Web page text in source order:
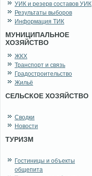
УИК и резерв составов УИК
Результаты выборов
Информация ТИК
МУНИЦИПАЛЬНОЕ
ХОЗЯЙСТВО
ЖКХ
Транспорт и связь
Градостроительство
Жильё
СЕЛЬСКОЕ ХОЗЯЙСТВО
Сводки
Новости
ТУРИЗМ
Гостиницы и объекты
общепита